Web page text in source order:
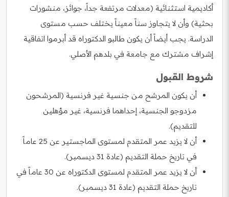
أكاديمية استثنائية (معدلات مرتفعة جداً، جوائز، منشورات
بحثية) وأن لا يتجاوز سناً معيناً يختلف حسب مستوى
الدراسة. يجب أيضاً أن يكون طالبو الدكتوراه قد أبرموا اتفاقية
إشراف مشترك مع جامعة في بلدهم الأصلي.
شروط القبول
أن يكون المرشح من جنسية غير فرنسية (المرشحون
مزدوجو الجنسية، إحداهما فرنسية، غير مؤهلين
للتقديم).
أن لا يزيد عمر المتقدم لمستوى الماجستير عن 25 عاماً
في تاريخ حملة التقديم (عادة 31 ديسمبر).
أن لا يزيد عمر المتقدم لمستوى الدكتوراه عن 30 عاماً في
تاريخ حملة التقديم (عادة 31 ديسمبر).